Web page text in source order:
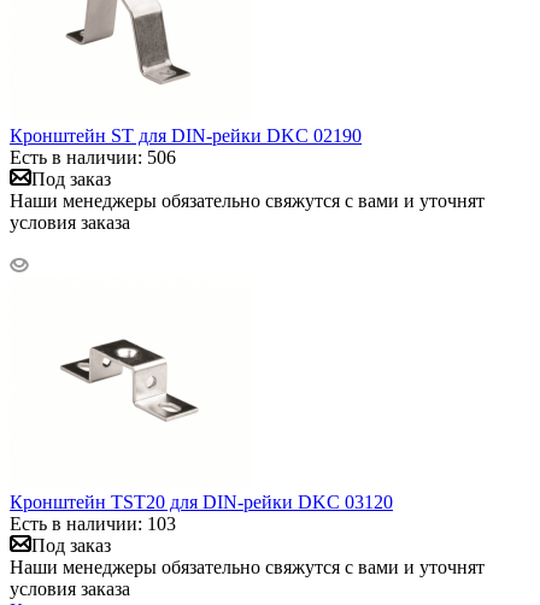
Кронштейн ST для DIN-рейки DKC 02190
Есть в наличии: 506
Под заказ
Наши менеджеры обязательно свяжутся с вами и уточнят
условия заказа
Кронштейн TST20 для DIN-рейки DKC 03120
Есть в наличии: 103
Под заказ
Наши менеджеры обязательно свяжутся с вами и уточнят
условия заказа